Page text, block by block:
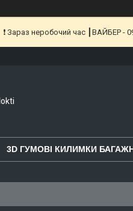
❗️ Зараз неробочий час ┃ВАЙБЕР -
3D ГУМОВІ КИЛИМКИ